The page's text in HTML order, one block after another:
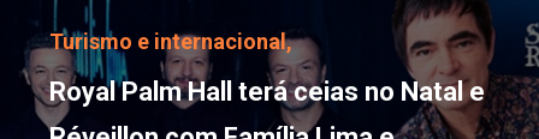
Turismo e internacional,
Royal Palm Hall terá ceias no Natal e